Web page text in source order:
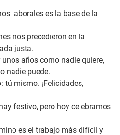
laborales es la base de la
nos precedieron en la
justa.
años como nadie quiere,
nadie puede.
tú mismo. ¡Felicidades,
festivo, pero hoy celebramos
es el trabajo más difícil y